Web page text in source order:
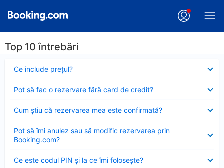
Top 10 întrebări
Ce include preţul?
închis
Pot să fac o rezervare fără card de credit?
închis
Cum ştiu că rezervarea mea este confirmată?
închis
Pot să îmi anulez sau să modific rezervarea prin
Booking.com?
închis
Ce este codul PIN şi la ce îmi foloseşte?
închis